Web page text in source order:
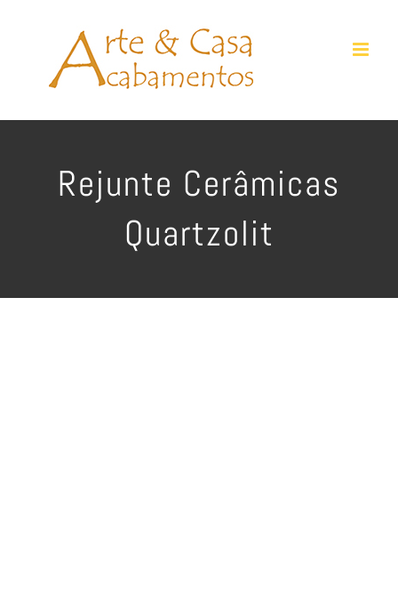
Rejunte Cerâmicas
Quartzolit